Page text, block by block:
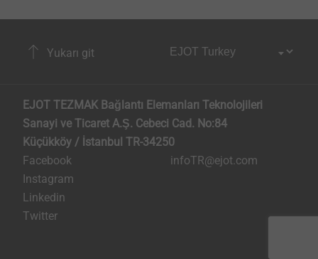
Yukarı git
EJOT TEZMAK Bağlantı Elemanları Teknolojileri
Sanayi ve Ticaret A.Ş. Cebeci Cad. No:84
Küçükköy / İstanbul TR-34250
Facebook
Instagram
Linkedin
Twitter
infoTR@ejot.com